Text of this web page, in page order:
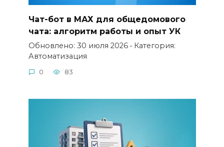
Чат-бот в МАХ для общедомового
чата: алгоритм работы и опыт УК
Обновлено: 30 июля 2026 • Категория:
Автоматизация
0 83